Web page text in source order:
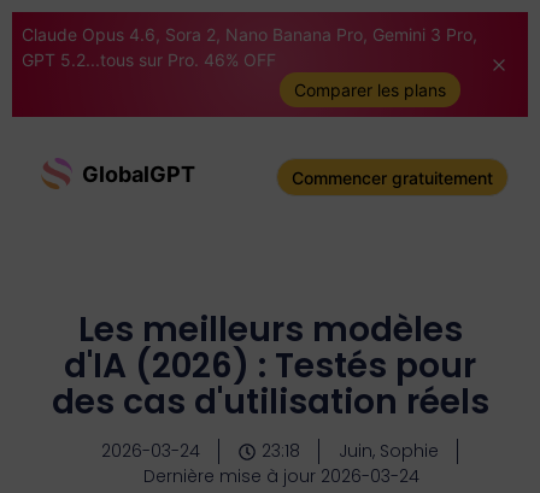
Claude Opus 4.6, Sora 2, Nano Banana Pro, Gemini 3 Pro,
GPT 5.2...tous sur Pro. 46% OFF
Comparer les plans
GlobalGPT Commencer gratuitement
Les meilleurs modèles
d'IA (2026) : Testés pour
des cas d'utilisation réels
2026-03-24 23:18
Juin, Sophie
Dernière mise à jour 2026-03-24